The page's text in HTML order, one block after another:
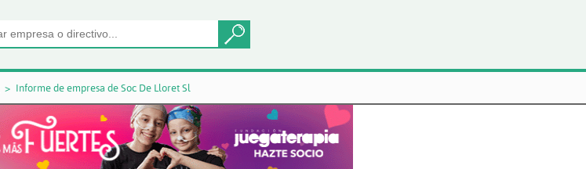
Informe de empresa de Soc De Lloret Sl